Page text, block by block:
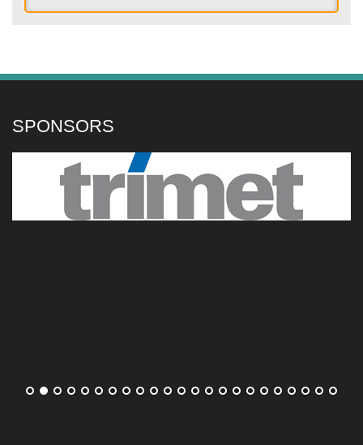
retrouvent pour la troisième fois en quatre
finales du Masters 1000 de Montréal.[...]
Qui est Daniel Merida, le jeune Espagnol qualifié pour les
quarts ?
de finale du WTA 1000 de Toronto (6-3, 6-1).
SPONSORS